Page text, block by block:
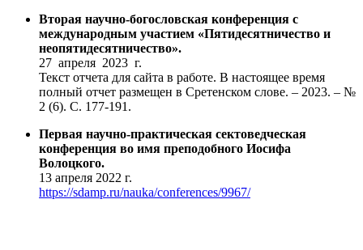
Вторая научно-богословская конференция с
международным участием «Пятидесятничество и
неопятидесятничество».
27 апреля 2023 г.
Текст отчета для сайта в работе. В настоящее время
полный отчет размещен в Сретенском слове. – 2023. – №
2 (6). С. 177-191.
Первая научно-практическая сектоведческая
конференция во имя преподобного Иосифа
Волоцкого.
13 апреля 2022 г.
https://sdamp.ru/nauka/conferences/9967/